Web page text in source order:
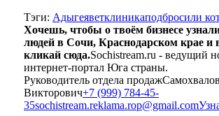
Тэги: Адыгеяветклиникаподбросили
Хочешь, чтобы о твоём бизнесе
людей в Сочи, Краснодарском крае и
кликай сюда.Sochistream.ru - ведущий
интернет-портал Юга страны.
Руководитель отдела продаж
Викторович+7 (999) 784-45-
35sochistream.reklama.rop@gmail.com